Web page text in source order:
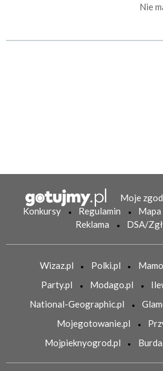
Nie
Moje
Konkursy
Regulamin
Reklama
DSA/
Wizaz.pl Polki.pl
Party.pl
Modago.pl
National-Geographic.pl
Mojegotowanie.pl
Mojpieknyogrod.pl